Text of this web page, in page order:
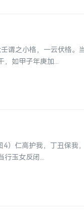
谓之小格，一云伏格
如甲子年庚加...
）仁高护我，丁丑保我
玉女反闭...